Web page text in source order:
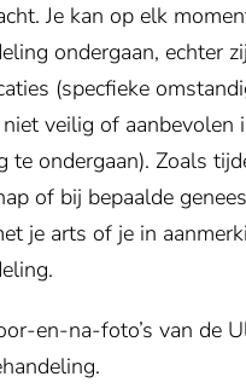
Je kan op elk
ondergaan, echter
(specfieke
veilig of aanbevolen
te ondergaan). Zoals
of bij bepaalde
je arts of je in
en-na-foto’s van de